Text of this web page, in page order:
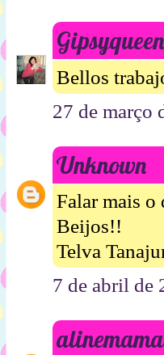
Gipsyqueen
Bellos
27 de março
Unknown
Falar mais o
Beijos!!
Telva
7 de abril de